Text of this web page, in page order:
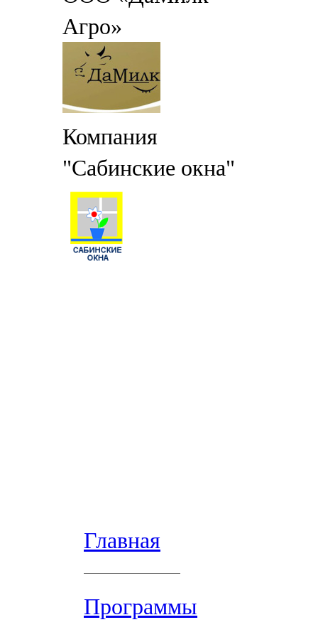
Агро»
Компания
"Сабинские окна"
Главная
Программы